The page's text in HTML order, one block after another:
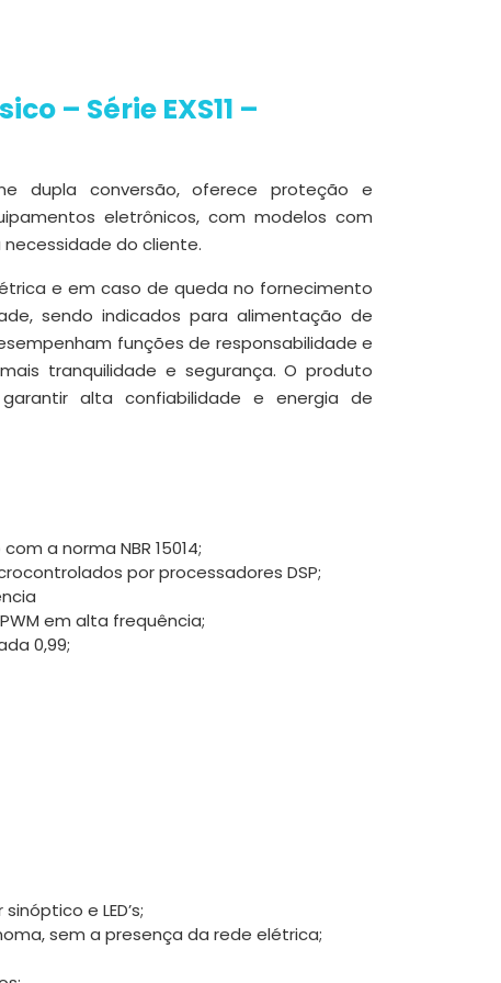
– Série EXS11 –
dupla conversão, oferece proteção e
eletrônicos, com modelos com
do cliente.
e em caso de queda no fornecimento
sendo indicados para alimentação de
funções de responsabilidade e
tranquilidade e segurança. O produto
alta confiabilidade e energia de
a norma NBR 15014;
por processadores DSP;
em alta frequência;
0,99;
e LED’s;
sem a presença da rede elétrica;